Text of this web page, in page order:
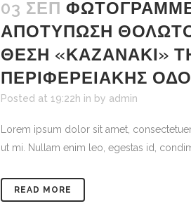
03 ΣΕΠ
ΑΠΟΤΎΠΩΣΗ
ΘΈΣΗ «ΚΑΖΑΝΆΚΙ»
ΠΕΡΙΦΕΡΕΙΑΚΉΣ
Posted at 19:22h in by admin
Lorem ipsum dolor sit amet,
ut mi. Nullam enim leo, egestas id,
READ MORE